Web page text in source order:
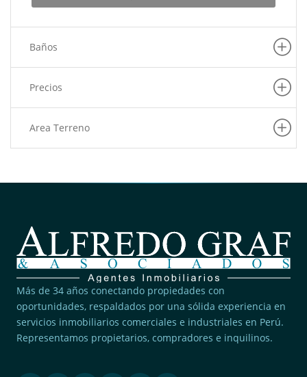
Magdalena Del Mar (1)
Ate (1)
Ancon
San Borja
Baños
Precios
Area Terreno
Más de 34 años conectando propiedades con
oportunidades, respaldados por una sólida experiencia en
servicios inmobiliarios comerciales e industriales en Perú.
Representamos propietarios, compradores e inquilinos.